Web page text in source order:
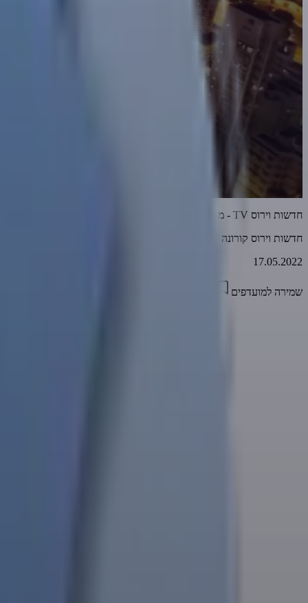
חדשות וירוס TV - מהדורה 487 • עין הערפד! • 17-05-2022
חדשות וירוס קורונה TV
17.05.2022
שמירה למועדפים